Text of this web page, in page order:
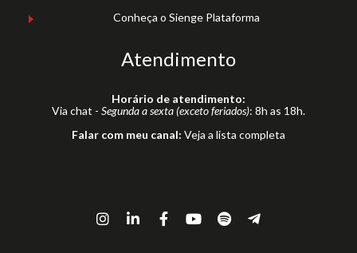
Conheça o Sienge Plataforma
Atendimento
Horário de atendimento:
Via chat - Segunda a sexta (exceto feriados): 8h as 18h.
Falar com meu canal: Veja a lista completa